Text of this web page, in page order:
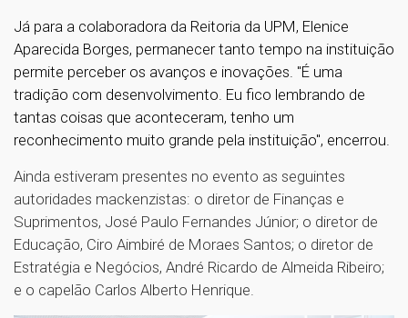
Já para a colaboradora da Reitoria da UPM, Elenice
Aparecida Borges, permanecer tanto tempo na instituição
permite perceber os avanços e inovações. "É uma
tradição com desenvolvimento. Eu fico lembrando de
tantas coisas que aconteceram, tenho um
reconhecimento muito grande pela instituição", encerrou.
Ainda estiveram presentes no evento as seguintes
autoridades mackenzistas: o diretor de Finanças e
Suprimentos, José Paulo Fernandes Júnior; o diretor de
Educação, Ciro Aimbiré de Moraes Santos; o diretor de
Estratégia e Negócios, André Ricardo de Almeida Ribeiro;
e o capelão Carlos Alberto Henrique.